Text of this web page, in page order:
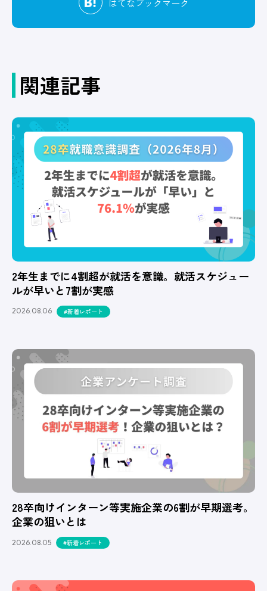
はてなブックマーク
関連記事
2年生までに4割超が就活を意識。就活スケジュー
ルが早いと7割が実感
2026.08.06 #新着レポート
28卒向けインターン等実施企業の6割が早期選考。
企業の狙いとは
2026.08.05 #新着レポート